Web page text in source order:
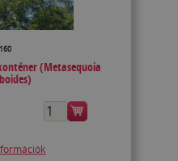
(Metasequoia